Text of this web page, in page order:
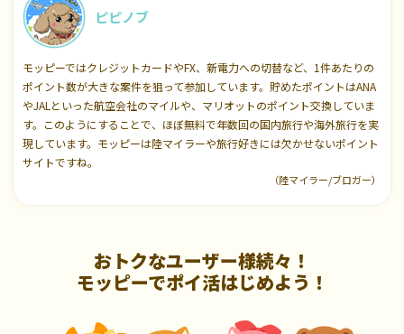
ピピノブ
モッピーではクレジットカードやFX、新電力への切替など、1件あたりの
ポイント数が大きな案件を狙って参加しています。貯めたポイントはANA
やJALといった航空会社のマイルや、マリオットのポイント交換していま
す。このようにすることで、ほぼ無料で年数回の国内旅行や海外旅行を実
現しています。モッピーは陸マイラーや旅行好きには欠かせないポイント
サイトですね。
（陸マイラー/ブロガー）
おトクなユーザー様続々！
モッピーでポイ活はじめよう！